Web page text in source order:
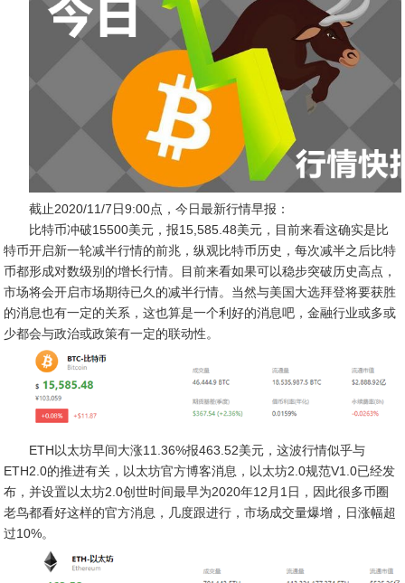
截止2020/11/7日9:00点，今日最新行情早报：
比特币冲破15500美元，报15,585.48美元，目前来看这确实是比
特币开启新一轮减半行情的前兆，纵观比特币历史，每次减半之后比特
币都形成对数级别的增长行情。目前来看如果可以稳步突破历史高点，
市场将会开启市场期待已久的减半行情。当然与美国大选拜登将要获胜
的消息也有一定的关系，这也算是一个利好的消息吧，金融行业或多或
少都会与政治或政策有一定的联动性。
ETH以太坊早间大涨11.36%报463.52美元，这波行情似乎与
ETH2.0的推进有关，以太坊官方博客消息，以太坊2.0规范V1.0已经发
布，并设置以太坊2.0创世时间最早为2020年12月1日，因此很多币圈
老鸟都看好这样的官方消息，几度跟进行，市场成交量爆增，日涨幅超
过10%。